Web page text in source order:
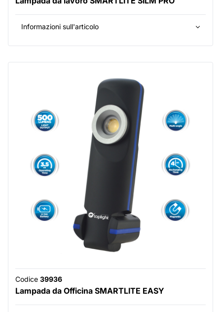
Informazioni sull'articolo
Codice 39936
Lampada da Officina SMARTLITE EASY